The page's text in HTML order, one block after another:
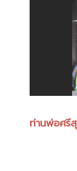
ท่านพ่อศรี